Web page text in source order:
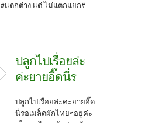
#แตกต่าง.แต่.ไม่แตกแยก#
ปลูกไปเรื่อยล่ะ
ค่ะยายอี๊ดนี่ร
ปลูกไปเรื่อยล่ะค่ะยายอี๊ด
นี่รอเมล็ดผักไทยๆอยู่ค่ะ